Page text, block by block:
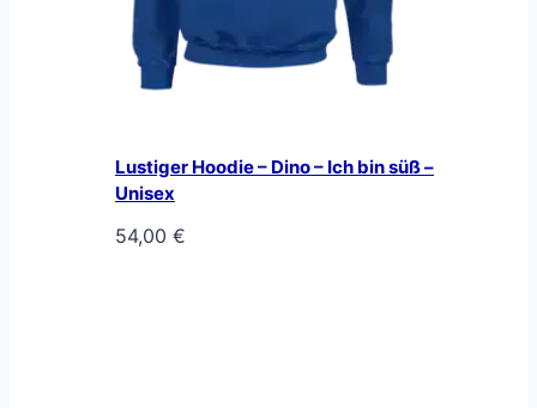
Lustiger Hoodie – Dino – Ich bin süß –
Unisex
54,00 €